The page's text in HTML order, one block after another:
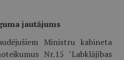
jautājums
Ministru kabineta
Nr.15 "Labklājības